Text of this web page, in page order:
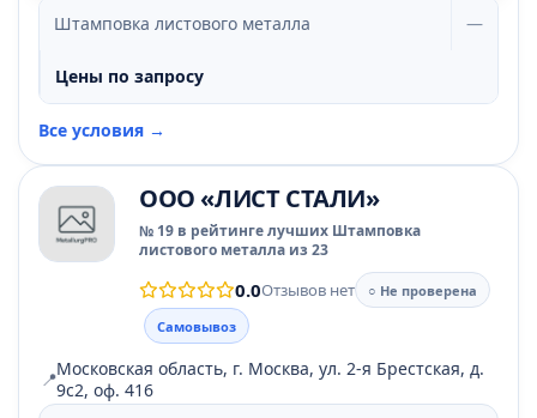
Штамповка листового металла —
Цены по запросу
Все условия →
ООО «ЛИСТ СТАЛИ»
№ 19 в рейтинге лучших Штамповка
листового металла из 23
0.0Отзывов нет
○ Не проверена
Самовывоз
📍Московская область, г. Москва, ул. 2-я Брестская, д.
9с2, оф. 416